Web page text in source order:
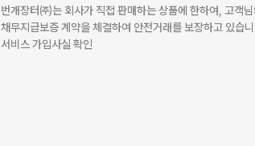
번개장터㈜는 회사가 직접 판매하는 상품에 한하여, 고객
채무지급보증 계약을 체결하여 안전거래를 보장하고 있습
서비스 가입사실 확인